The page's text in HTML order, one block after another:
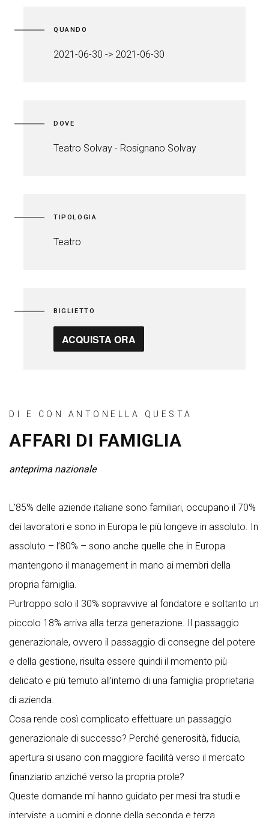
QUANDO
2021-06-30 -> 2021-06-30
DOVE
Teatro Solvay - Rosignano Solvay
TIPOLOGIA
Teatro
BIGLIETTO
ACQUISTA ORA
DI E CON ANTONELLA QUESTA
AFFARI DI FAMIGLIA
anteprima nazionale
L’85% delle aziende italiane sono familiari, occupano il 70%
dei lavoratori e sono in Europa le più longeve in assoluto. In
assoluto – l’80% – sono anche quelle che in Europa
mantengono il management in mano ai membri della
propria famiglia.
Purtroppo solo il 30% sopravvive al fondatore e soltanto un
piccolo 18% arriva alla terza generazione. Il passaggio
generazionale, ovvero il passaggio di consegne del potere
e della gestione, risulta essere quindi il momento più
delicato e più temuto all’interno di una famiglia proprietaria
di azienda.
Cosa rende così complicato effettuare un passaggio
generazionale di successo? Perché generosità, fiducia,
apertura si usano con maggiore facilità verso il mercato
finanziario anziché verso la propria prole?
Queste domande mi hanno guidato per mesi tra studi e
interviste a uomini e donne della seconda e terza